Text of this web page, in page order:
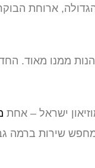
ארוחת
ממנו מאוד.
ישראל – אחת
שירות ברמה